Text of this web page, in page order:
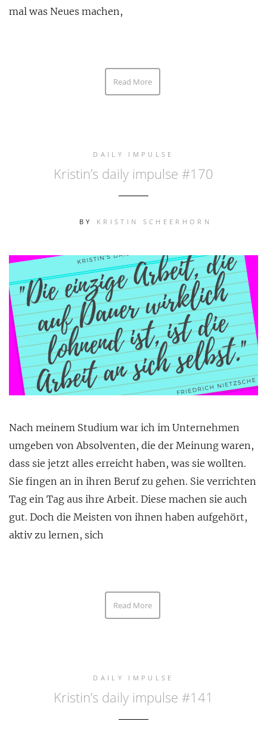
mal was Neues machen,
Read More
DAILY IMPULSE
Kristin’s daily impulse #170
BY KRISTIN SCHEERHORN
Nach meinem Studium war ich im Unternehmen
umgeben von Absolventen, die der Meinung waren,
dass sie jetzt alles erreicht haben, was sie wollten.
Sie fingen an in ihren Beruf zu gehen. Sie verrichten
Tag ein Tag aus ihre Arbeit. Diese machen sie auch
gut. Doch die Meisten von ihnen haben aufgehört,
aktiv zu lernen, sich
Read More
DAILY IMPULSE
Kristin’s daily impulse #141